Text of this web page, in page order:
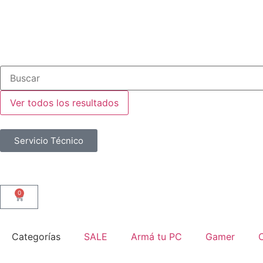
Ver todos los resultados
Servicio Técnico
0
Categorías SALE Armá tu PC Gamer